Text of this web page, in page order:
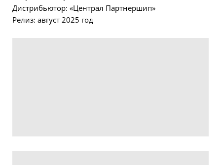
Дистрибьютор: «Централ Партнершип»
Релиз: август 2025 год